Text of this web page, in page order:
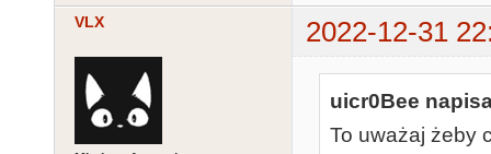
VLX 2022-12-31
uicr0Bee
To uważaj żeby